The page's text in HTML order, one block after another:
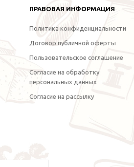
ПРАВОВАЯ ИНФОРМАЦИЯ
Политика конфиденциальности
Договор публичной оферты
Пользовательское соглашение
Согласие на обработку
персональных данных
Согласие на рассылку